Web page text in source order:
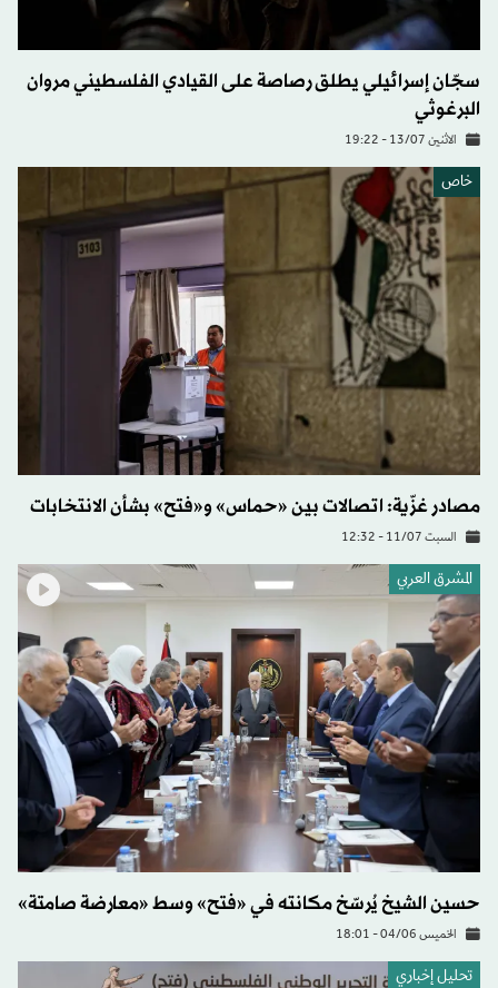
سجّان إسرائيلي يطلق رصاصة على القيادي الفلسطيني مروان
البرغوثي
الاثنين 13/07 - 19:22
خاص
مصادر غزّية: اتصالات بين «حماس» و«فتح» بشأن الانتخابات
السبت 11/07 - 12:32
المشرق العربي
حسين الشيخ يُرسّخ مكانته في «فتح» وسط «معارضة صامتة»
الخميس 04/06 - 18:01
تحليل إخباري